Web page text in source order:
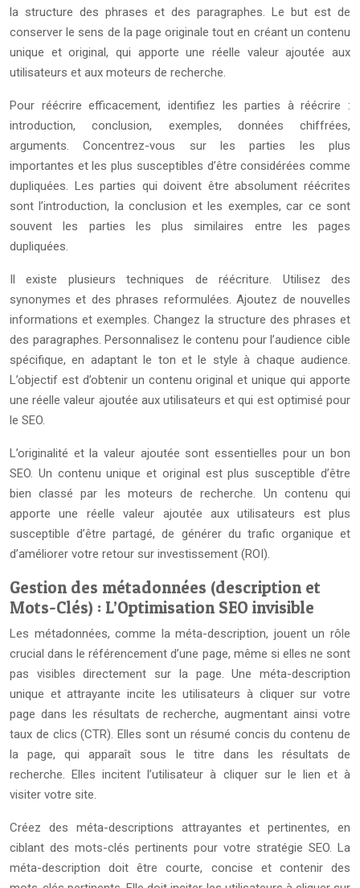
la structure des phrases et des paragraphes. Le but est de
conserver le sens de la page originale tout en créant un contenu
unique et original, qui apporte une réelle valeur ajoutée aux
utilisateurs et aux moteurs de recherche.
Pour réécrire efficacement, identifiez les parties à réécrire :
introduction, conclusion, exemples, données chiffrées,
arguments. Concentrez-vous sur les parties les plus
importantes et les plus susceptibles d’être considérées comme
dupliquées. Les parties qui doivent être absolument réécrites
sont l’introduction, la conclusion et les exemples, car ce sont
souvent les parties les plus similaires entre les pages
dupliquées.
Il existe plusieurs techniques de réécriture. Utilisez des
synonymes et des phrases reformulées. Ajoutez de nouvelles
informations et exemples. Changez la structure des phrases et
des paragraphes. Personnalisez le contenu pour l’audience cible
spécifique, en adaptant le ton et le style à chaque audience.
L’objectif est d’obtenir un contenu original et unique qui apporte
une réelle valeur ajoutée aux utilisateurs et qui est optimisé pour
le SEO.
L’originalité et la valeur ajoutée sont essentielles pour un bon
SEO. Un contenu unique et original est plus susceptible d’être
bien classé par les moteurs de recherche. Un contenu qui
apporte une réelle valeur ajoutée aux utilisateurs est plus
susceptible d’être partagé, de générer du trafic organique et
d’améliorer votre retour sur investissement (ROI).
Gestion des métadonnées (description et
Mots-Clés) : L’Optimisation SEO invisible
Les métadonnées, comme la méta-description, jouent un rôle
crucial dans le référencement d’une page, même si elles ne sont
pas visibles directement sur la page. Une méta-description
unique et attrayante incite les utilisateurs à cliquer sur votre
page dans les résultats de recherche, augmentant ainsi votre
taux de clics (CTR). Elles sont un résumé concis du contenu de
la page, qui apparaît sous le titre dans les résultats de
recherche. Elles incitent l’utilisateur à cliquer sur le lien et à
visiter votre site.
Créez des méta-descriptions attrayantes et pertinentes, en
ciblant des mots-clés pertinents pour votre stratégie SEO. La
méta-description doit être courte, concise et contenir des